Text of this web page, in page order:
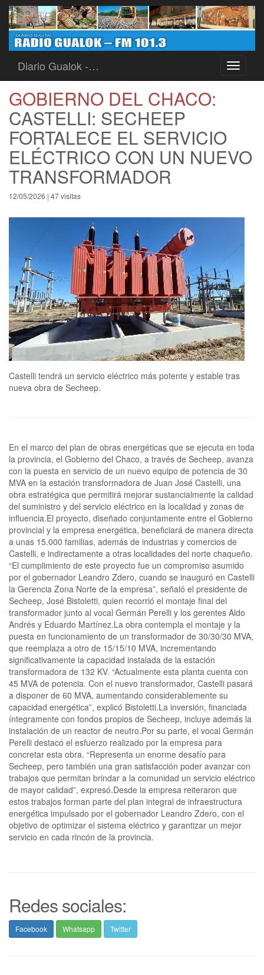
Toggle
Diario Gualok -…
GOBIERNO DEL CHACO:
CASTELLI: SECHEEP
FORTALECE EL SERVICIO
ELÉCTRICO CON UN NUEVO
TRANSFORMADOR
12/05/2026 | 47 visitas
Castelli tendrá un servicio eléctrico más potente y estable tras
nueva obra de Secheep.
En el marco del plan de obras energéticas que se ejecuta en toda
la provincia, el Gobierno del Chaco, a través de Secheep, avanza
con la puesta en servicio de un nuevo equipo de potencia de 30
MVA en la estación transformadora de Juan José Castelli, una
obra estratégica que permitirá mejorar sustancialmente la calidad
del suministro y del servicio eléctrico en la localidad y zonas de
influencia.El proyecto, diseñado conjuntamente entre el Gobierno
provincial y la empresa energética, beneficiará de manera directa
a unas 15.000 familias, además de industrias y comercios de
Castelli, e indirectamente a otras localidades del norte chaqueño.
“El cumplimiento de este proyecto fue un compromiso asumido
por el gobernador Leandro Zdero, cuando se inauguró en Castelli
la Gerencia Zona Norte de la empresa”, señaló el presidente de
Secheep, José Bistoletti, quien recorrió el montaje final del
transformador junto al vocal Germán Perelli y los gerentes Aldo
Andrés y Eduardo Martínez.La obra contempla el montaje y la
puesta en funcionamiento de un transformador de 30/30/30 MVA,
que reemplaza a otro de 15/15/10 MVA, incrementando
significativamente la capacidad instalada de la estación
transformadora de 132 KV. “Actualmente esta planta cuenta con
45 MVA de potencia. Con el nuevo transformador, Castelli pasará
a disponer de 60 MVA, aumentando considerablemente su
capacidad energética”, explicó Bistoletti.La inversión, financiada
íntegramente con fondos propios de Secheep, incluye además la
instalación de un reactor de neutro.Por su parte, el vocal Germán
Perelli destacó el esfuerzo realizado por la empresa para
concretar esta obra. “Representa un enorme desafío para
Secheep, pero también una gran satisfacción poder avanzar con
trabajos que permitan brindar a la comunidad un servicio eléctrico
de mayor calidad”, expresó.Desde la empresa reiteraron que
estos trabajos forman parte del plan integral de infraestructura
energética impulsado por el gobernador Leandro Zdero, con el
objetivo de optimizar el sistema eléctrico y garantizar un mejor
servicio en cada rincón de la provincia.
Redes sociales:
Facebook Whatsapp Twitter